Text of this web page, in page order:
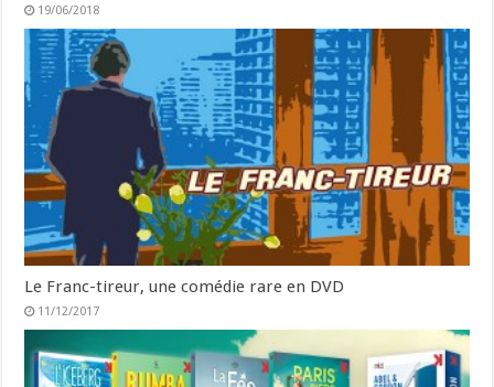
19/06/2018
Le Franc-tireur, une comédie rare en DVD
11/12/2017